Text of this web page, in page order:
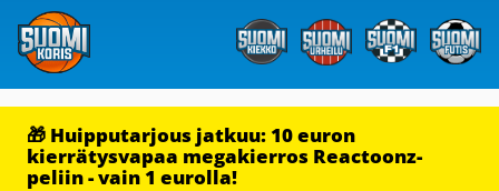
🎁 Huipputarjous jatkuu: 10 euron
kierrätysvapaa megakierros Reactoonz-
peliin - vain 1 eurolla!